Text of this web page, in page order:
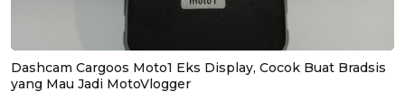
Dashcam Cargoos Moto1 Eks Display, Cocok Buat Bradsis
yang Mau Jadi MotoVlogger